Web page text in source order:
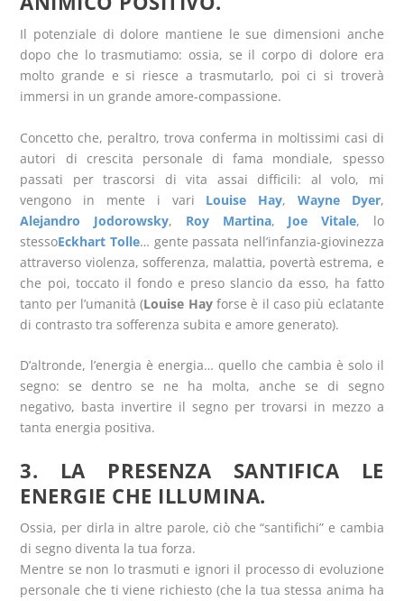
Il potenziale di dolore mantiene le sue dimensioni anche
dopo che lo trasmutiamo: ossia, se il corpo di dolore era
molto grande e si riesce a trasmutarlo, poi ci si troverà
immersi in un grande amore-compassione.
Concetto che, peraltro, trova conferma in moltissimi casi di
autori di crescita personale di fama mondiale, spesso
passati per trascorsi di vita assai difficili: al volo, mi
vengono in mente i vari Louise Hay, Wayne Dyer,
Alejandro Jodorowsky, Roy Martina, Joe Vitale, lo
stessoEckhart Tolle… gente passata nell’infanzia-giovinezza
attraverso violenza, sofferenza, malattia, povertà estrema, e
che poi, toccato il fondo e preso slancio da esso, ha fatto
tanto per l’umanità (Louise Hayforse è il caso più eclatante
di contrasto tra sofferenza subita e amore generato).
D’altronde, l’energia è energia… quello che cambia è solo il
segno: se dentro se ne ha molta, anche se di segno
negativo, basta invertire il segno per trovarsi in mezzo a
tanta energia positiva.
3. LA PRESENZA SANTIFICA LE
ENERGIE CHE ILLUMINA.
Ossia, per dirla in altre parole, ciò che “santifichi” e cambia
di segno diventa la tua forza.
Mentre se non lo trasmuti e ignori il processo di evoluzione
personale che ti viene richiesto (che la tua stessa anima ha